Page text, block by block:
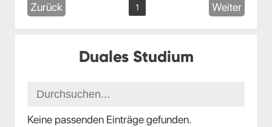
Zurück 1 Weiter
Duales Studium
Keine passenden Einträge gefunden.